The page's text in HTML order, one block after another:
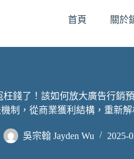
首頁 關於
枉錢了！該如何放大廣告行
制，從商業獲利結構，重新
吳宗翰 Jayden Wu 2025-